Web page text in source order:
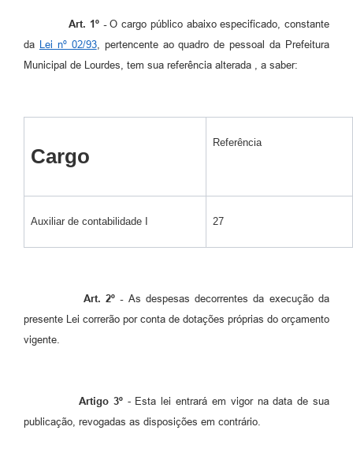
Diário Oficial
Junta Militar
PPA
Nota Fiscal Eletrônica
e-SIC
Art. 1º -O cargo público abaixo especificado, constante
da
Lei nº 02/93, pertencente ao quadro de pessoal da Prefeitura
Municipal de Lourdes, tem sua referência alterada , a saber:
Cargo
Referência
Auxiliar de contabilidade I 27
Art. 2º - As despesas decorrentes da execução da
presente Lei correrão por conta de dotações próprias do orçamento
vigente.
Artigo 3º- Esta lei entrará em vigor na data de sua
publicação, revogadas as disposições em contrário.